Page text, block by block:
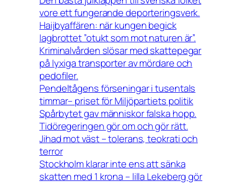
vore ett fungerande deporteringsverk.
Haijbyaffären: när kungen begick
lagbrottet ”otukt som mot naturen är”.
Kriminalvården slösar med skattepegar
på lyxiga transporter av mördare och
pedofiler.
Pendeltågens förseningar i tusentals
timmar– priset för Miljöpartiets politik
Spårbytet gav människor falska hopp.
Tidöregeringen gör om och gör rätt.
Jihad mot väst – tolerans, teokrati och
terror
Stockholm klarar inte ens att sänka
skatten med 1 krona – lilla Lekeberg gör